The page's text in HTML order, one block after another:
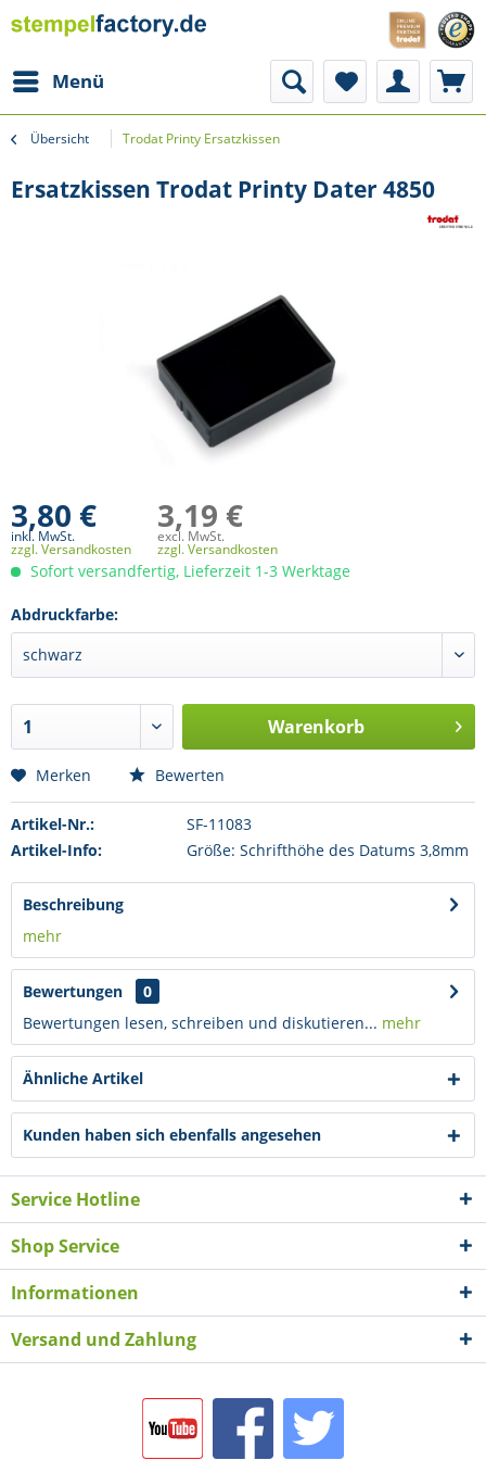
Menü
Übersicht Trodat Printy Ersatzkissen
Ersatzkissen Trodat Printy Dater 4850
3,80 €
inkl. MwSt.
zzgl. Versandkosten
3,19 €
excl. MwSt.
zzgl. Versandkosten
Sofort versandfertig, Lieferzeit 1-3 Werktage
Abdruckfarbe:
Warenkorb
Merken Bewerten
Artikel-Nr.:
SF-11083
Artikel-Info:
Größe: Schrifthöhe des Datums 3,8mm
Beschreibung
mehr
Bewertungen
0
Bewertungen lesen, schreiben und diskutieren... mehr
Ähnliche Artikel
Kunden haben sich ebenfalls angesehen
Service Hotline
Shop Service
Informationen
Versand und Zahlung